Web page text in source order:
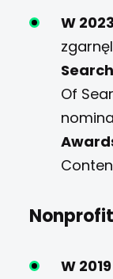
W
Of
Nonprofit
W